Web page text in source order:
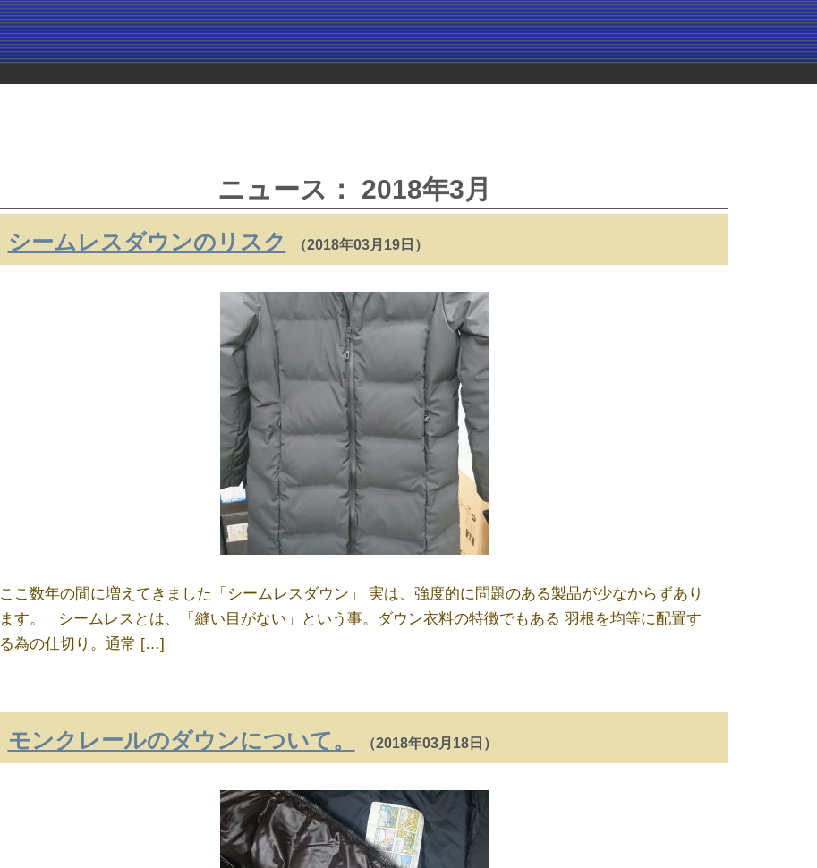
ニュース： 2018年3月
シームレスダウンのリスク （2018年03月19日）
ここ数年の間に増えてきました「シームレスダウン」 実は、強度的に問題のある製品が少なからずあり
ます。 シームレスとは、「縫い目がない」という事。ダウン衣料の特徴でもある 羽根を均等に配置す
る為の仕切り。通常 […]
モンクレールのダウンについて。 （2018年03月18日）